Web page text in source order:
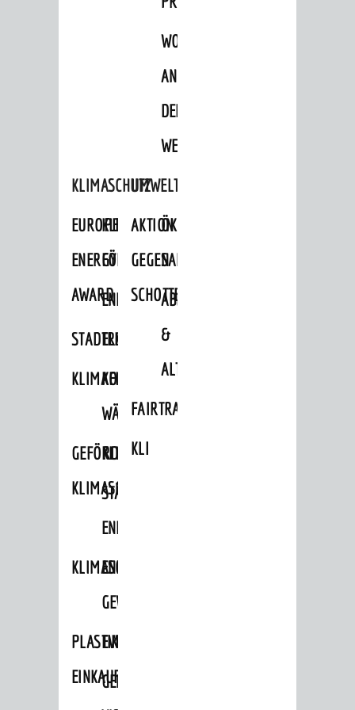
WOHNBEBAUUNG
AN
DER
WEINBERGSTRASSE
KLIMASCHUTZ
EUROPEAN
ENERGY
AWARD
KLIMASCHUTZ-
FÖRDERPROGRAMME
ENERGIEBERATUNG
STADTRADELN
ELEKTROMOBILITÄTSBERATUNG
KLIMAFITKOMMUNALE
WÄRMEPLANUNG
GEFÖRDERTE
KLIMASCHUTZMASSNAHMEN
KLIMASCHUTZKONZEPT
STÄDTISCHES
ENERGIEMANAGEMENT
KLIMASCHUTZKOMMISSION
ENERGIEKARAWANE
GEWERBE
PLASTIKTÜTENFREIE
EINKAUFSSTADT
EVENTS
GEMEINSAME
UMWELTSCHUTZ
AKTION
GEGEN
SCHOTTERGÄRTEN
ÖKOLOGISCHE
SANIERUNG/WAIDSEE
ABFALL
&
ALTLASTEN
FAIRTRADE
KLEIDERTAUSCHBÖRSE